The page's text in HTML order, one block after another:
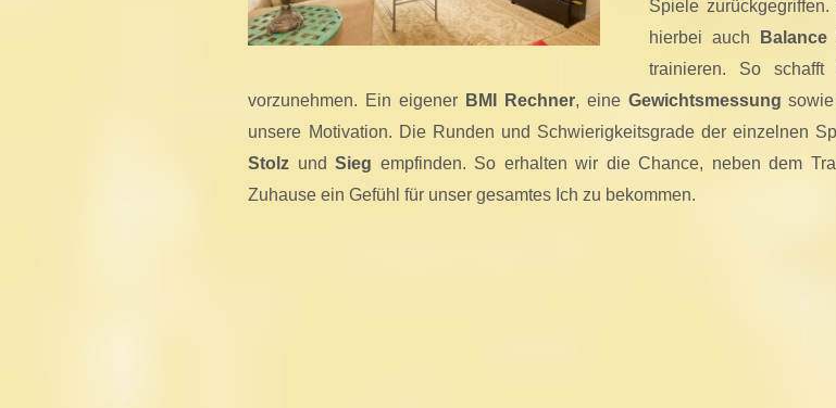
Spiele
hierbei auch
Balance
trainieren. So
vorzunehmen. Ein eigener BMI Rechner, eine Gewichtsmessung
unsere Motivation. Die Runden und Schwierigkeitsgrade der einzelnen
Stolz undSieg empfinden. So erhalten wir die Chance, neben dem
Zuhause ein Gefühl für unser gesamtes Ich zu bekommen.